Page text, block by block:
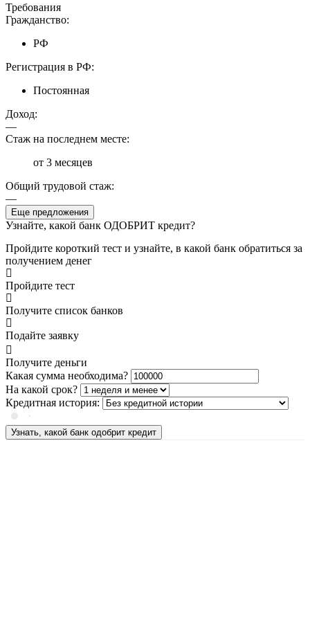
Требования
Гражданство:
РФ
Регистрация в РФ:
Постоянная
Доход:
—
Стаж на последнем месте:
от 3 месяцев
Общий трудовой стаж:
—
Еще предложения
Узнайте, какой банк ОДОБРИТ кредит?
Пройдите короткий тест и узнайте, в какой банк обратиться за
получением денег
Пройдите тест
Получите список банков
Подайте заявку
Получите деньги
Какая сумма необходима?
На какой срок?
Кредитная история:
Узнать, какой банк одобрит кредит